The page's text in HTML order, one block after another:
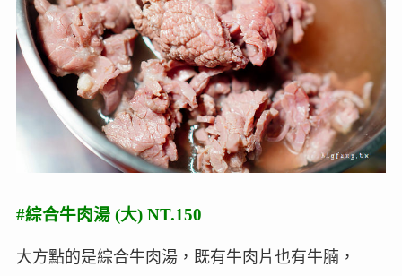
#綜合牛肉湯 (大) NT.150
大方點的是綜合牛肉湯，既有牛肉片也有牛腩，